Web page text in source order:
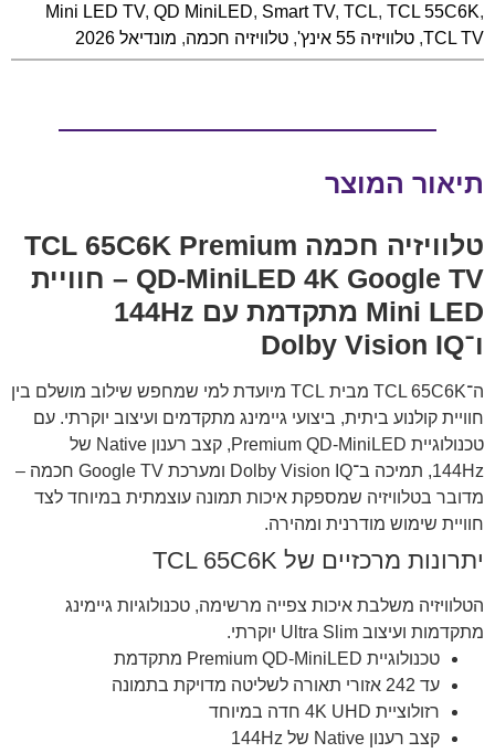
Mini LED TV, QD MiniLED, Smart TV, TCL, TCL 55C6K,
TCL TV
, טלוויזיה 55 אינץ' , טלוויזיה חכמה, מונדיאל 2026
תיאור המוצר
טלוויזיה חכמה TCL 65C6K Premium
QD-MiniLED 4K Google TV – חוויית
Mini LED מתקדמת עם 144Hz
ו־Dolby Vision IQ
ה־TCL 65C6K מבית TCL מיועדת למי שמחפש שילוב מושלם בין
חוויית קולנוע ביתית, ביצועי גיימינג מתקדמים ועיצוב יוקרתי. עם
טכנולוגיית Premium QD-MiniLED, קצב רענון Native של
144Hz, תמיכה ב־Dolby Vision IQ ומערכת Google TV חכמה –
מדובר בטלוויזיה שמספקת איכות תמונה עוצמתית במיוחד לצד
חוויית שימוש מודרנית ומהירה.
יתרונות מרכזיים של TCL 65C6K
הטלוויזיה משלבת איכות צפייה מרשימה, טכנולוגיות גיימינג
מתקדמות ועיצוב Ultra Slim יוקרתי.
טכנולוגיית Premium QD-MiniLED מתקדמת
עד 242 אזורי תאורה לשליטה מדויקת בתמונה
רזולוציית 4K UHD חדה במיוחד
קצב רענון Native של 144Hz